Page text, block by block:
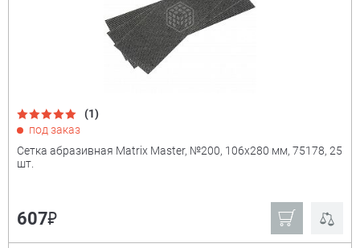
(1)
под заказ
Сетка абразивная Matrix Master, №200, 106x280 мм, 75178, 25
шт.
607₽